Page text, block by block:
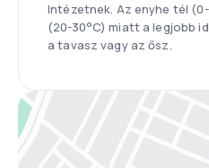
Intézetnek. Az enyhe tél
(20-30°C) miatt a legjobb
a tavasz vagy az ősz.